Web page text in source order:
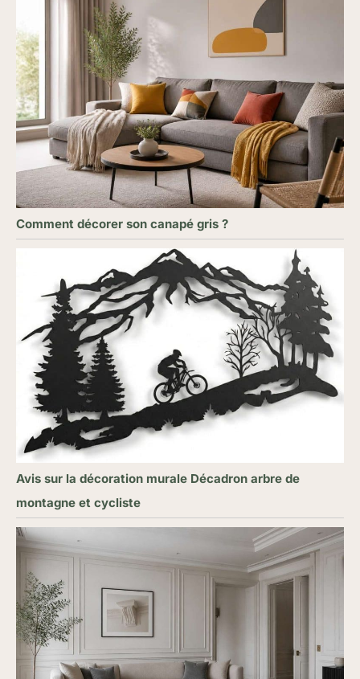
Comment décorer son canapé gris ?
Avis sur la décoration murale Décadron arbre de
montagne et cycliste